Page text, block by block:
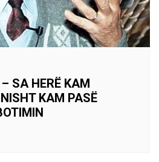
SA HERË KAM
KAM PASË